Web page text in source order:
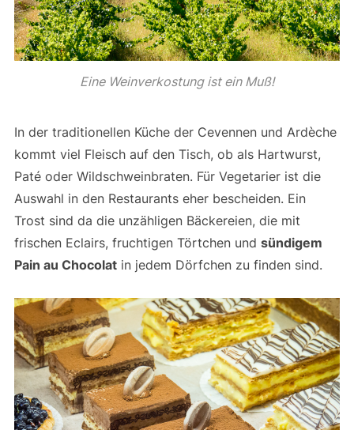
Eine Weinverkostung ist ein Muß!
In der traditionellen Küche der Cevennen und Ardèche
kommt viel Fleisch auf den Tisch, ob als Hartwurst,
Paté oder Wildschweinbraten. Für Vegetarier ist die
Auswahl in den Restaurants eher bescheiden. Ein
Trost sind da die unzähligen Bäckereien, die mit
frischen Eclairs, fruchtigen Törtchen und sündigem
Pain au Chocolatin jedem Dörfchen zu finden sind.